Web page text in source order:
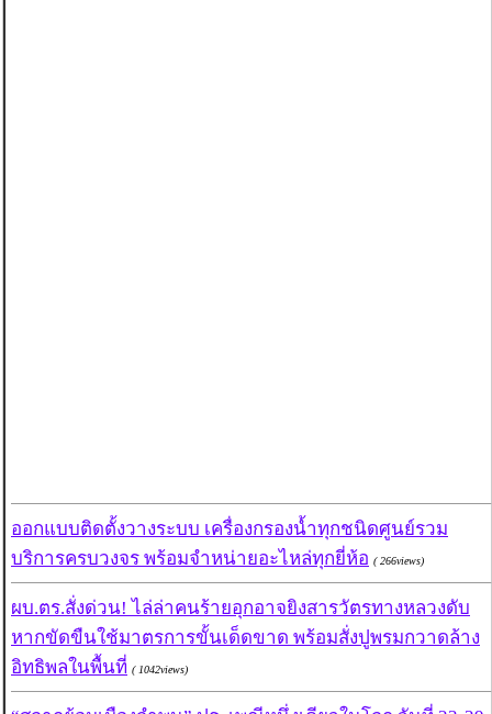
ออกแบบติดตั้งวางระบบ เครื่องกรองน้ำทุกชนิดศูนย์รวม
บริการครบวงจร พร้อมจำหน่ายอะไหล่ทุกยี่ห้อ ( 266views)
ผบ.ตร.สั่งด่วน! ไล่ล่าคนร้ายอุกอาจยิงสารวัตรทางหลวงดับ
หากขัดขืนใช้มาตรการขั้นเด็ดขาด พร้อมสั่งปูพรมกวาดล้าง
อิทธิพลในพื้นที่ ( 1042views)